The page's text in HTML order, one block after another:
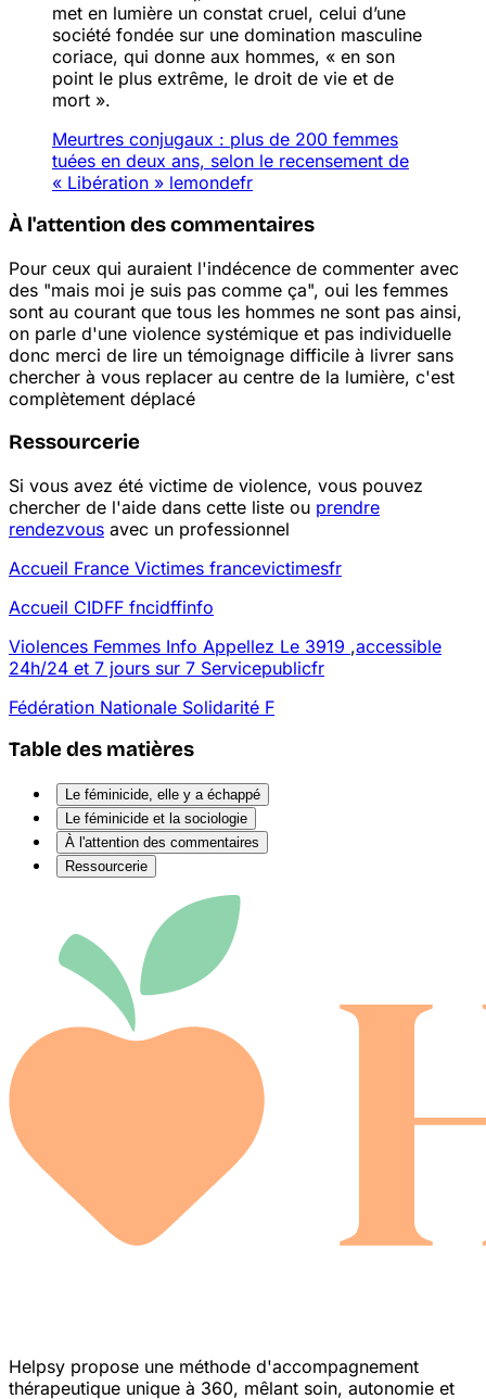
met en lumière un constat cruel, celui d’une
société fondée sur une domination masculine
coriace, qui donne aux hommes, « en son
point le plus extrême, le droit de vie et de
mort ».
Meurtres conjugaux : plus de 200 femmes
tuées en deux ans, selon le recensement de
« Libération » lemondefr
À l'attention des commentaires
Pour ceux qui auraient l'indécence de commenter avec
des "mais moi je suis pas comme ça", oui les femmes
sont au courant que tous les hommes ne sont pas ainsi,
on parle d'une violence systémique et pas individuelle
donc merci de lire un témoignage difficile à livrer sans
chercher à vous replacer au centre de la lumière, c'est
complètement déplacé
Ressourcerie
Si vous avez été victime de violence, vous pouvez
chercher de l'aide dans cette liste ou prendre
rendezvous avec un professionnel
Accueil France Victimes francevictimesfr
Accueil CIDFF fncidffinfo
Violences Femmes Info Appellez Le 3919 ,accessible
24h/24 et 7 jours sur 7 Servicepublicfr
Fédération Nationale Solidarité F
Table des matières
Le féminicide, elle y a échappé
Le féminicide et la sociologie
À l'attention des commentaires
Ressourcerie
Helpsy propose une méthode d'accompagnement
thérapeutique unique à 360, mêlant soin, autonomie et